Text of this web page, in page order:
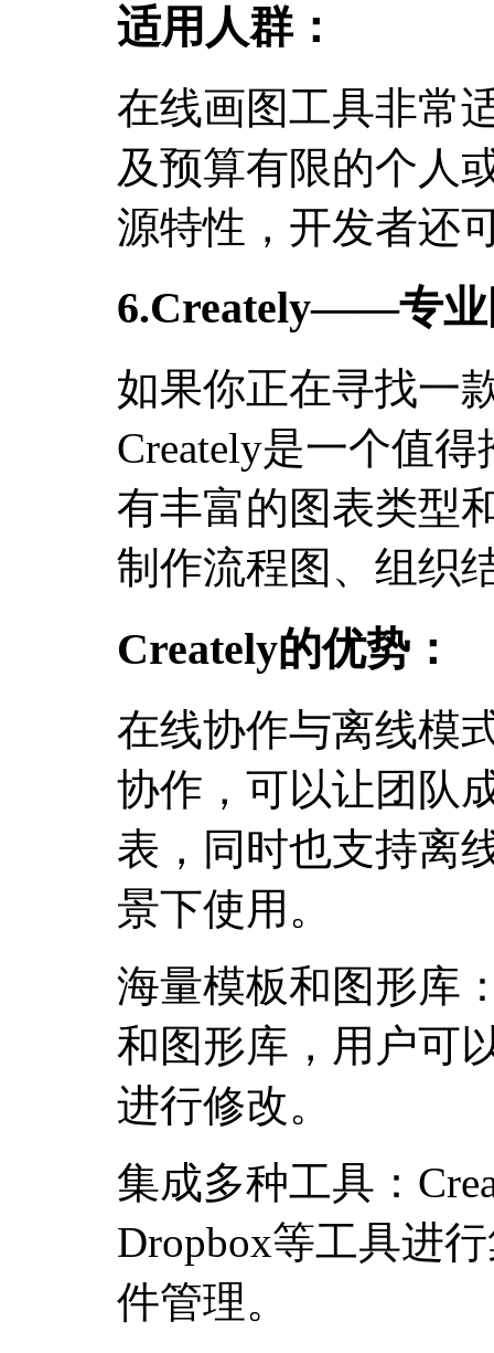
适用人群：
在线画图工具非常
及预算有限的个人
源特性，开发者还
6.Creately——专业
如果你正在寻找一
Creately是一个值
有丰富的图表类型
制作流程图、组织
Creately的优势：
在线协作与离线模
协作，可以让团队
表，同时也支持离
景下使用。
海量模板和图形库
和图形库，用户可
进行修改。
集成多种工具：
Dropbox等工具进
件管理。